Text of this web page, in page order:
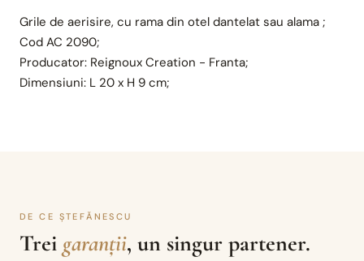
Grile de aerisire, cu rama din otel dantelat sau alama ;
Cod AC 2090;
Producator: Reignoux Creation - Franta;
Dimensiuni: L 20 x H 9 cm;
DE CE ȘTEFĂNESCU
Trei garanții, un singur partener.